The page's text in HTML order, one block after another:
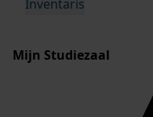
Inventaris
Mijn Studiezaal